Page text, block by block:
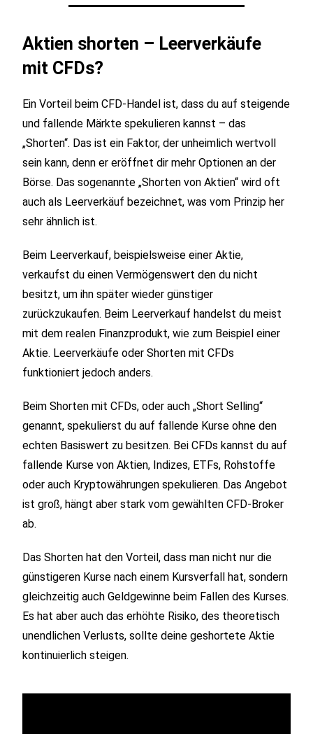
Aktien shorten – Leerverkäufe
mit CFDs?
Ein Vorteil beim CFD-Handel ist, dass du auf steigende
und fallende Märkte spekulieren kannst – das
„Shorten“. Das ist ein Faktor, der unheimlich wertvoll
sein kann, denn er eröffnet dir mehr Optionen an der
Börse. Das sogenannte „Shorten von Aktien“ wird oft
auch als Leerverkäuf bezeichnet, was vom Prinzip her
sehr ähnlich ist.
Beim Leerverkauf, beispielsweise einer Aktie,
verkaufst du einen Vermögenswert den du nicht
besitzt, um ihn später wieder günstiger
zurückzukaufen. Beim Leerverkauf handelst du meist
mit dem realen Finanzprodukt, wie zum Beispiel einer
Aktie. Leerverkäufe oder Shorten mit CFDs
funktioniert jedoch anders.
Beim Shorten mit CFDs, oder auch „Short Selling“
genannt, spekulierst du auf fallende Kurse ohne den
echten Basiswert zu besitzen. Bei CFDs kannst du auf
fallende Kurse von Aktien, Indizes, ETFs, Rohstoffe
oder auch Kryptowährungen spekulieren. Das Angebot
ist groß, hängt aber stark vom gewählten CFD-Broker
ab.
Das Shorten hat den Vorteil, dass man nicht nur die
günstigeren Kurse nach einem Kursverfall hat, sondern
gleichzeitig auch Geldgewinne beim Fallen des Kurses.
Es hat aber auch das erhöhte Risiko, des theoretisch
unendlichen Verlusts, sollte deine geshortete Aktie
kontinuierlich steigen.